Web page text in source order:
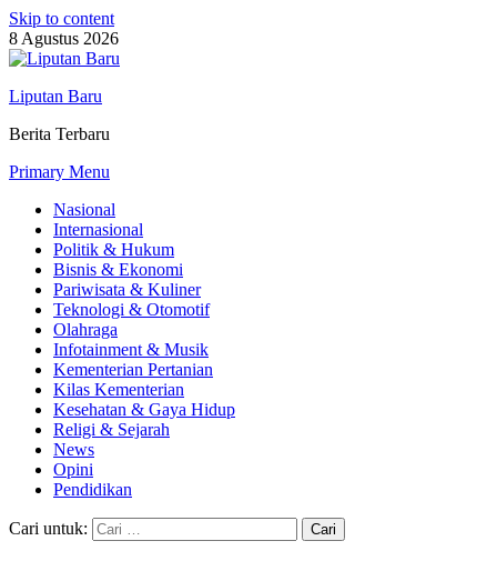
Skip to content
8 Agustus 2026
Liputan Baru
Berita Terbaru
Primary Menu
Nasional
Internasional
Politik & Hukum
Bisnis & Ekonomi
Pariwisata & Kuliner
Teknologi & Otomotif
Olahraga
Infotainment & Musik
Kementerian Pertanian
Kilas Kementerian
Kesehatan & Gaya Hidup
Religi & Sejarah
News
Opini
Pendidikan
Cari untuk: